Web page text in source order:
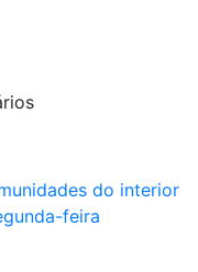
do interior
feira